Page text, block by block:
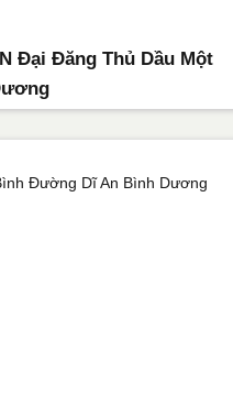
Đại Đăng Thủ Dầu Một